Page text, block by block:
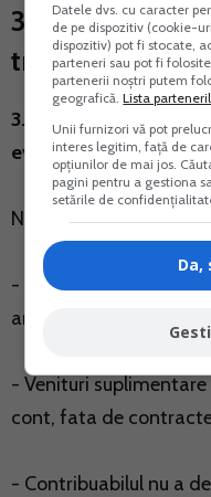
3. Persoane
tranzactii
3.1. Comert cu
evidentei in partida
Nereguli constatate:
- Lipsa evidentei
anii 2020–2022;
- Venituri
cont, fata de
- Contribuabilul nu a
Datele dvs. cu caracter
de pe dispozitiv (cookie-
dispozitiv) pot fi stocate,
parteneri sau pot fi
partenerii noștri putem
geografică.Lista
Unii furnizori vă pot
interes legitim, față de
opțiunilor de mai jos.
pagini pentru a gestiona
setările de
Da,